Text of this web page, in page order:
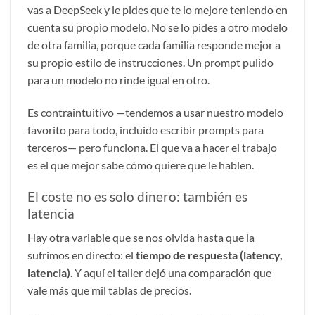
vas a DeepSeek y le pides que te lo mejore teniendo en
cuenta su propio modelo. No se lo pides a otro modelo
de otra familia, porque cada familia responde mejor a
su propio estilo de instrucciones. Un prompt pulido
para un modelo no rinde igual en otro.
Es contraintuitivo —tendemos a usar nuestro modelo
favorito para todo, incluido escribir prompts para
terceros— pero funciona. El que va a hacer el trabajo
es el que mejor sabe cómo quiere que le hablen.
El coste no es solo dinero: también es
latencia
Hay otra variable que se nos olvida hasta que la
sufrimos en directo: el tiempo de respuesta (latency,
latencia). Y aquí el taller dejó una comparación que
vale más que mil tablas de precios.